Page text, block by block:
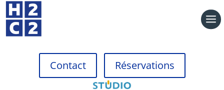
Contact Réservations